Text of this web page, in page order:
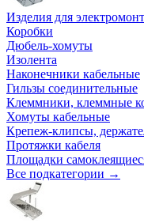
Изделия для
Коробки
Дюбель-хомуты
Изолента
Наконечники кабельные
Гильзы соединительные
Клеммники, клеммные
Хомуты кабельные
Крепеж-клипсы,
Протяжки кабеля
Площадки
Все подкатегории →